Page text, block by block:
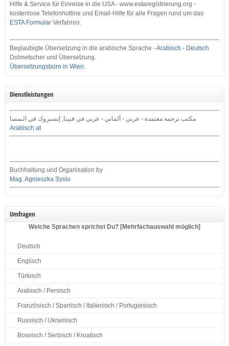
Hilfe & Service für Einreise in die USA - www.estaregistrierung.org -
kostenlose Telefonhotline und Email-Hilfe für alle Fragen rund um das
ESTA FormularVerfahren.
Beglaubigte Übersetzung in die arabische Sprache -Arabisch - Deutsch
Dolmetscher und Übersetzung.
Übersetzungsbüro in Wien.
Dienstleistungen
مكتب ترجمة معتمدة - عربي - ألماني - عربي في فيينا, إنسبروك في النمسا
Arabisch.at
Buchhaltung und Organisation by
Mag. Agnieszka Syslo
Umfragen
Welche Sprachen sprichst Du? [Mehrfachauswahl möglich]
Deutsch
Englisch
Türkisch
Arabisch / Persisch
Französisch / Spanisch / Italienisch / Portugiesisch
Russisch / Ukrainisch
Bosnisch / Serbisch / Kroatisch